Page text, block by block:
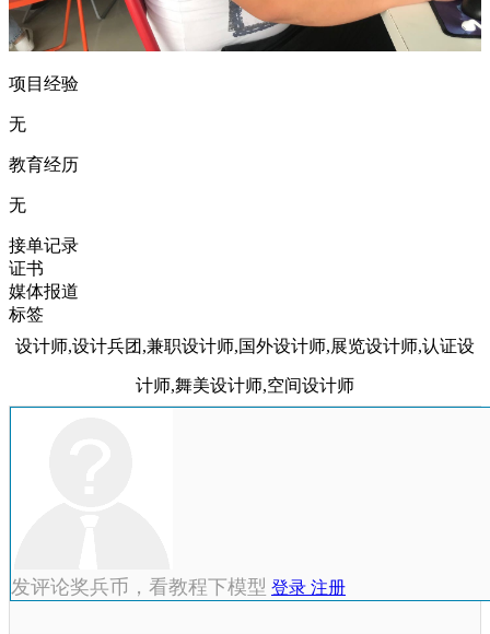
项目经验
无
教育经历
无
接单记录
证书
媒体报道
标签
设计师,设计兵团,兼职设计师,国外设计师,展览设计师,认证设
计师,舞美设计师,空间设计师
发评论奖兵币，看教程下模型 登录 注册